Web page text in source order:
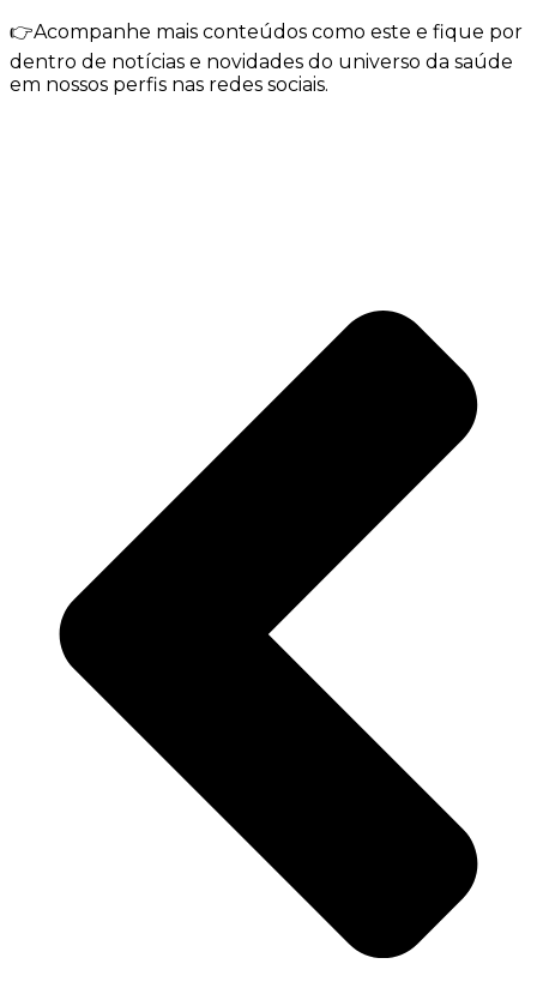
👉Acompanhe mais conteúdos como este e fique por
dentro de notícias e novidades do universo da saúde
em nossos perfis nas redes sociais.